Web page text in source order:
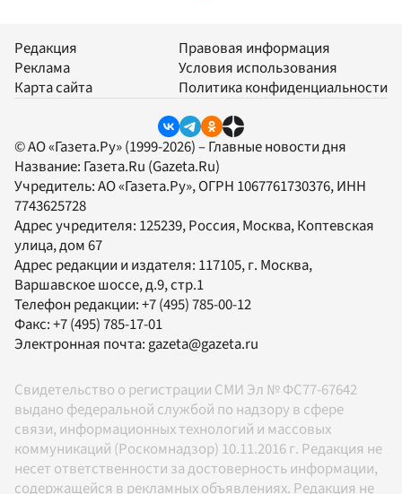
Редакция
Реклама
Карта сайта
Правовая информация
Условия использования
Политика конфиденциальности
© АО «Газета.Ру» (1999-2026) – Главные новости дня
Название: Газета.Ru (Gazeta.Ru)
Учредитель:АО «Газета.Ру», ОГРН 1067761730376, ИНН
7743625728
Адрес учредителя: 125239, Россия, Москва, Коптевская
улица, дом 67
Адрес редакции и издателя: 117105, г. Москва,
Варшавское шоссе, д.9, стр.1
Телефон редакции:+7 (495) 785-00-12
Факс:+7 (495) 785-17-01
Электронная почта:gazeta@gazeta.ru
Свидетельство о регистрации СМИ Эл № ФС77-67642
выдано федеральной службой по надзору в сфере
связи, информационных технологий и массовых
коммуникаций (Роскомнадзор) 10.11.2016 г. Редакция не
несет ответственности за достоверность информации,
содержащейся в рекламных объявлениях. Редакция не